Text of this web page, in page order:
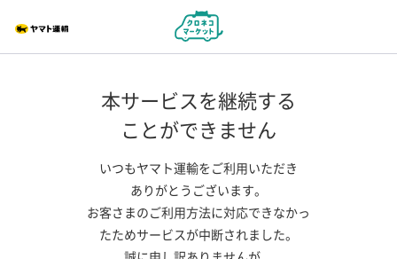
本サービスを継続する
ことができません
いつもヤマト運輸をご利用いただき
ありがとうございます。
お客さまのご利用方法に対応できなかっ
たためサービスが中断されました。